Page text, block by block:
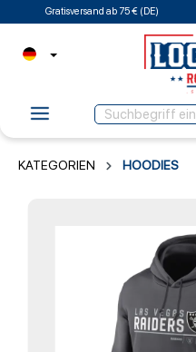
Gratisversand ab 75 € (DE)
KATEGORIEN HOODIES